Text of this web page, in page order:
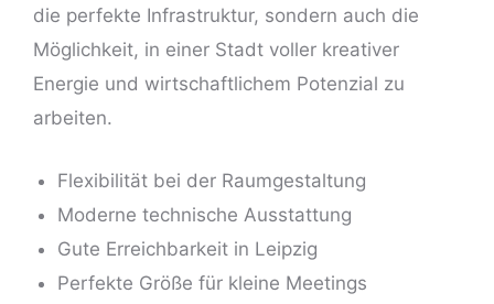
die perfekte Infrastruktur, sondern auch die
Möglichkeit, in einer Stadt voller kreativer
Energie und wirtschaftlichem Potenzial zu
arbeiten.
Flexibilität bei der Raumgestaltung
Moderne technische Ausstattung
Gute Erreichbarkeit in Leipzig
Perfekte Größe für kleine Meetings